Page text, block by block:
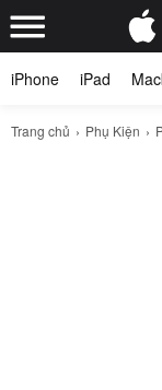
iPhone iPad
Trang chủ Phụ Kiện